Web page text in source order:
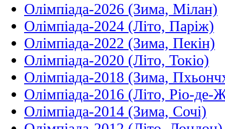
Олімпіада-2026 (Зима, Мілан)
Олімпіада-2024 (Літо, Паріж)
Олімпіада-2022 (Зима, Пекін)
Олімпіада-2020 (Літо, Токіо)
Олімпіада-2018 (Зима,
Олімпіада-2016 (Літо, Ріо-де-
Олімпіада-2014 (Зима, Сочі)